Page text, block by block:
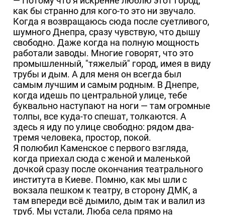
как бы странно для кого-то это ни звучало.
Когда я возвращаюсь сюда после суетливого,
шумного Днепра, сразу чувствую, что дышу
свободно. Даже когда на полную мощность
работали заводы. Многие говорят, что это
промышленный, "тяжелый" город, имея в виду
трубы и дым. А для меня он всегда был
самым лучшим и самым родным. В Днепре,
когда идешь по центральной улице, тебе
буквально наступают на ноги — там огромные
толпы, все куда-то спешат, толкаются. А
здесь я иду по улице свободно: рядом два-
тремя человека, простор, покой.
Я полюбил Каменское с первого взгляда,
когда приехал сюда с женой и маленькой
дочкой сразу после окончания театрального
института в Киеве. Помню, как мы шли с
вокзала пешком к театру, в сторону ДМК, а
там впереди всё дымило, дым так и валил из
труб. Мы устали, Люба села прямо на